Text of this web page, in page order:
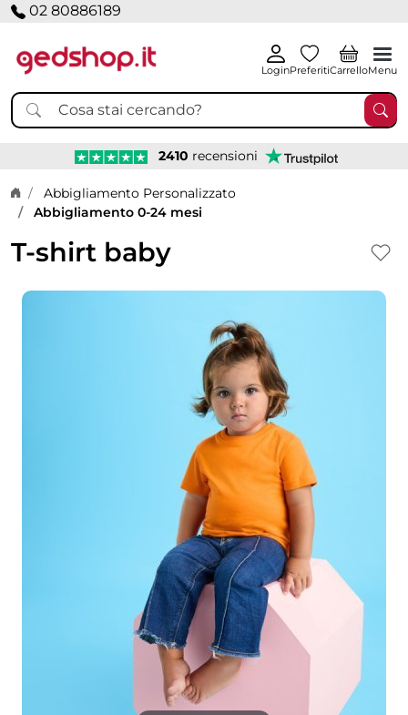
02 80886189
LoginPreferitiCarrelloMenu
2410 recensioni
Home page
Abbigliamento Personalizzato
Abbigliamento 0-24 mesi
T-shirt baby